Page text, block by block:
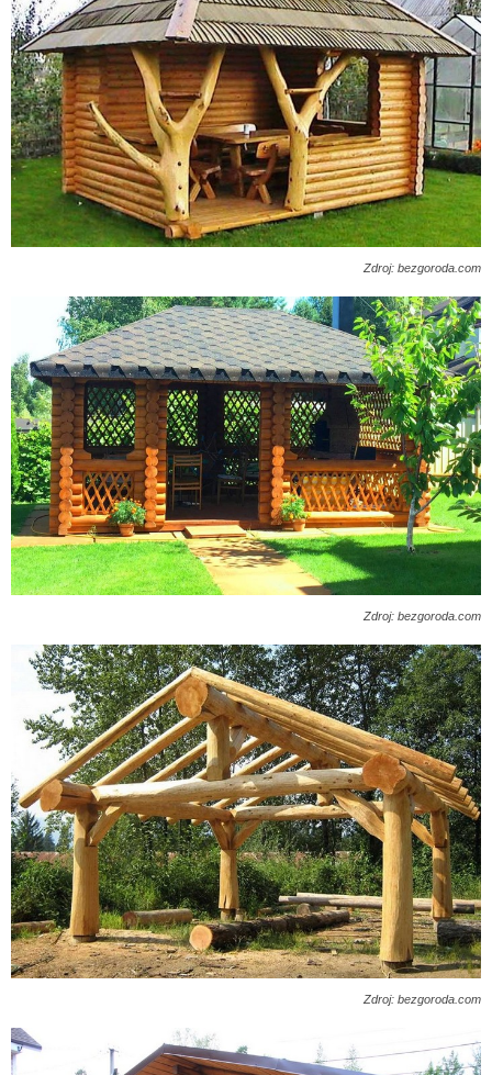
Zdroj: bezgoroda.com
Zdroj: bezgoroda.com
Zdroj: bezgoroda.com